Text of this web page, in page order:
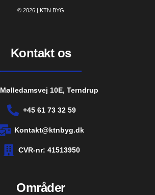
© 2026 | KTN BYG
Kontakt os
Mølledamsvej 10E, Terndrup
+45 61 73 32 59
Kontakt@ktnbyg.dk
CVR-nr: 41513950
Områder